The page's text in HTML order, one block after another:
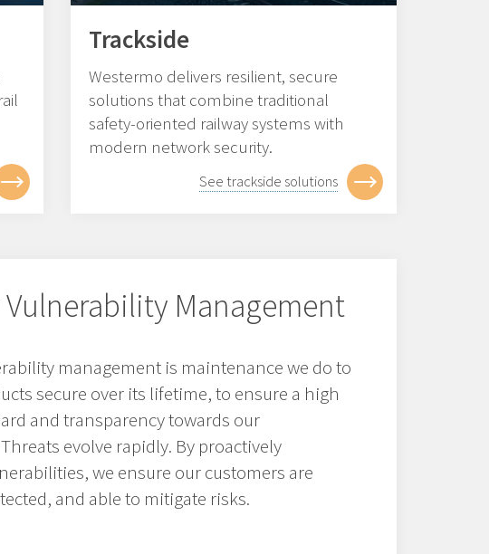
Trackside
Westermo delivers resilient, secure
solutions that combine traditional
safety-oriented railway systems with
modern network security.
See trackside solutions
Management
management is maintenance we do to
secure over its lifetime, to ensure a high
and transparency towards our
evolve rapidly. By proactively
we ensure our customers are
and able to mitigate risks.